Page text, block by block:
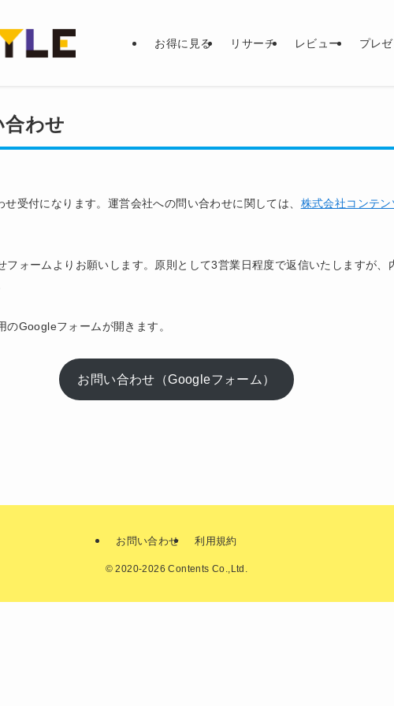
お得に見る リサーチ レビュー プレ
わせ
受付になります。運営会社への問い合わせに関しては、 株式会社コンテ
フォームよりお願いします。原則として3営業日程度で返信いたしますが、
Googleフォームが開きます。
お問い合わせ（Googleフォーム）
お問い合わせ 利用規約
© 2020-2026 Contents Co.,Ltd.